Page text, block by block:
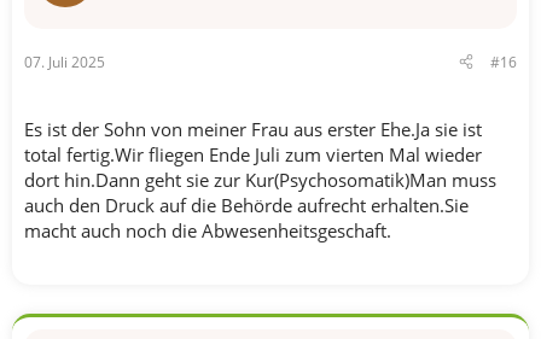
:
07. Juli 2025 #16
Es ist der Sohn von meiner Frau aus erster Ehe.Ja sie ist
total fertig.Wir fliegen Ende Juli zum vierten Mal wieder
dort hin.Dann geht sie zur Kur(Psychosomatik)Man muss
auch den Druck auf die Behörde aufrecht erhalten.Sie
macht auch noch die Abwesenheitsgeschaft.